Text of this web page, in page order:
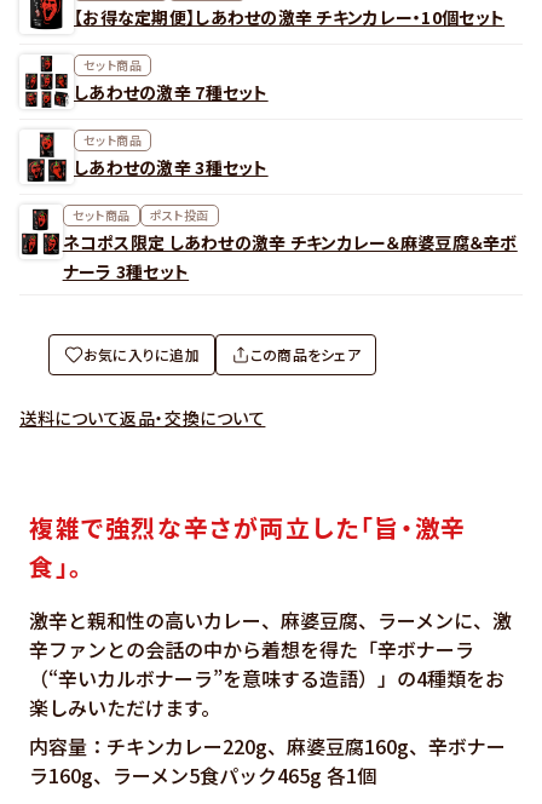
【お得な定期便】しあわせの激辛 チキンカレー・10個セット
セット商品
しあわせの激辛 7種セット
セット商品
しあわせの激辛 3種セット
セット商品 ポスト投函
ネコポス限定 しあわせの激辛 チキンカレー＆麻婆豆腐＆辛ボ
ナーラ 3種セット
お気に入りに追加 この商品をシェア
送料について返品・交換について
複雑で強烈な辛さが両立した「旨・激辛
食」。
激辛と親和性の高いカレー、麻婆豆腐、ラーメンに、激
辛ファンとの会話の中から着想を得た「辛ボナーラ
（“辛いカルボナーラ”を意味する造語）」の4種類をお
楽しみいただけます。
内容量：チキンカレー220g、麻婆豆腐160g、辛ボナー
ラ160g、ラーメン5食パック465g 各1個